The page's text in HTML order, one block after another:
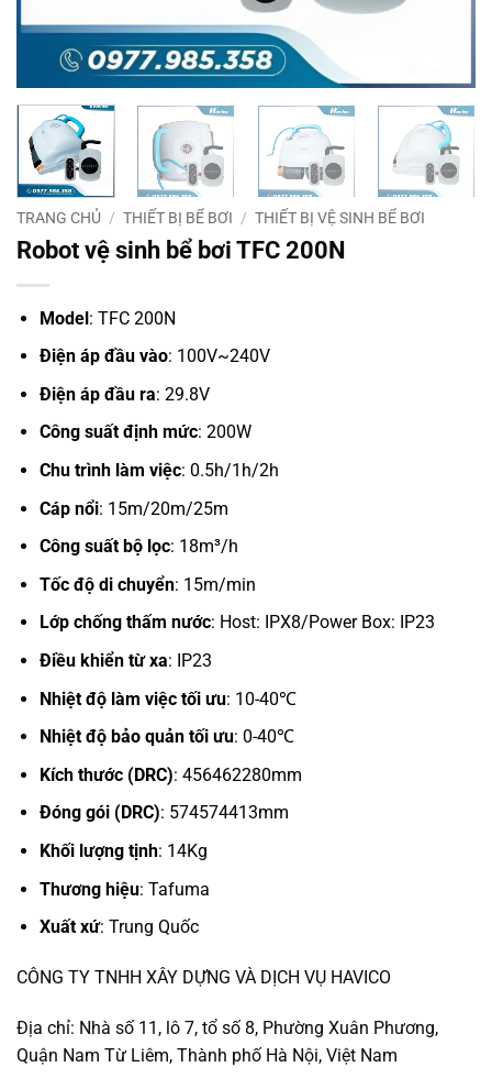
TRANG CHỦ / THIẾT BỊ BỂ BƠI / THIẾT BỊ VỆ SINH BỂ BƠI
Robot vệ sinh bể bơi TFC 200N
Model: TFC 200N
Điện áp đầu vào: 100V~240V
Điện áp đầu ra: 29.8V
Công suất định mức: 200W
Chu trình làm việc: 0.5h/1h/2h
Cáp nổi: 15m/20m/25m
Công suất bộ lọc: 18m³/h
Tốc độ di chuyển: 15m/min
Lớp chống thấm nước: Host: IPX8/Power Box: IP23
Điều khiển từ xa: IP23
Nhiệt độ làm việc tối ưu: 10-40℃
Nhiệt độ bảo quản tối ưu: 0-40℃
Kích thước (DRC): 456462280mm
Đóng gói (DRC): 574574413mm
Khối lượng tịnh: 14Kg
Thương hiệu: Tafuma
Xuất xứ: Trung Quốc
CÔNG TY TNHH XÂY DỰNG VÀ DỊCH VỤ HAVICO
Địa chỉ: Nhà số 11, lô 7, tổ số 8, Phường Xuân Phương,
Quận Nam Từ Liêm, Thành phố Hà Nội, Việt Nam